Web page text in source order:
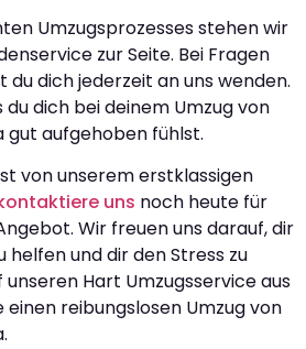
Umzugsprozesses stehen wir
zur Seite. Bei Fragen
du dich jederzeit an uns wenden.
du dich bei deinem Umzug von
gut aufgehoben fühlst.
von unserem erstklassigen
uns noch heute für
Wir freuen uns darauf, dir
helfen und dir den Stress zu
Hart Umzugsservice aus
reibungslosen Umzug von